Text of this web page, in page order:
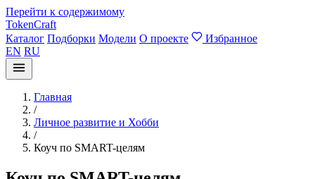
Перейти к содержимому
TokenCraft
Каталог Подборки Модели О проекте
Избранное
EN RU
Главная
/
Личное развитие и Хобби
/
Коуч по SMART-целям